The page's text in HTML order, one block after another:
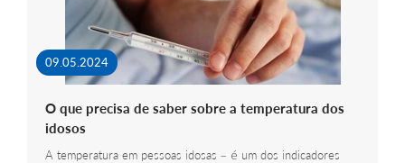
09.05.2024
O que precisa de saber sobre a temperatura dos
idosos
A temperatura em pessoas idosas – é um dos indicadores